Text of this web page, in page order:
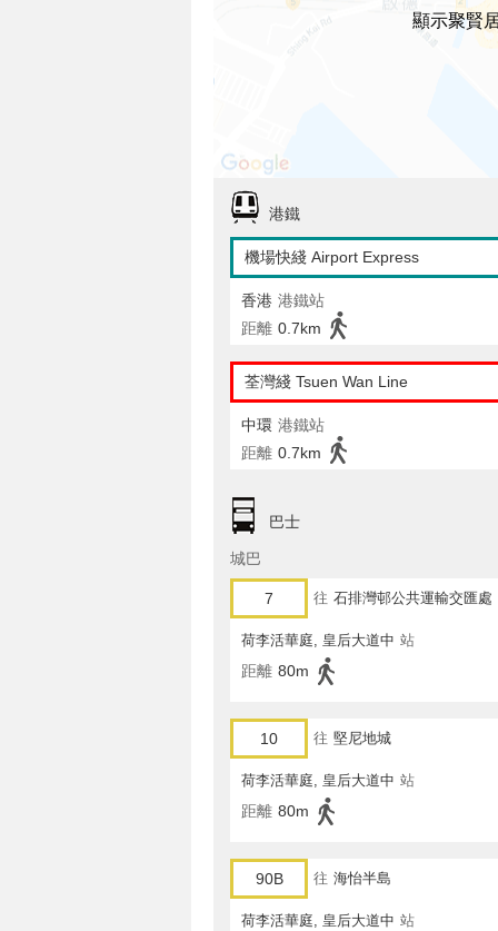
顯示聚賢
港鐵
機場快綫 Airport Express
香港 港鐵站
距離 0.7km
荃灣綫 Tsuen Wan Line
中環 港鐵站
距離 0.7km
巴士
城巴
7 往 石排灣邨公共運輸交匯處
荷李活華庭, 皇后大道中 站
距離 80m
10 往 堅尼地城
荷李活華庭, 皇后大道中 站
距離 80m
90B 往 海怡半島
荷李活華庭, 皇后大道中 站